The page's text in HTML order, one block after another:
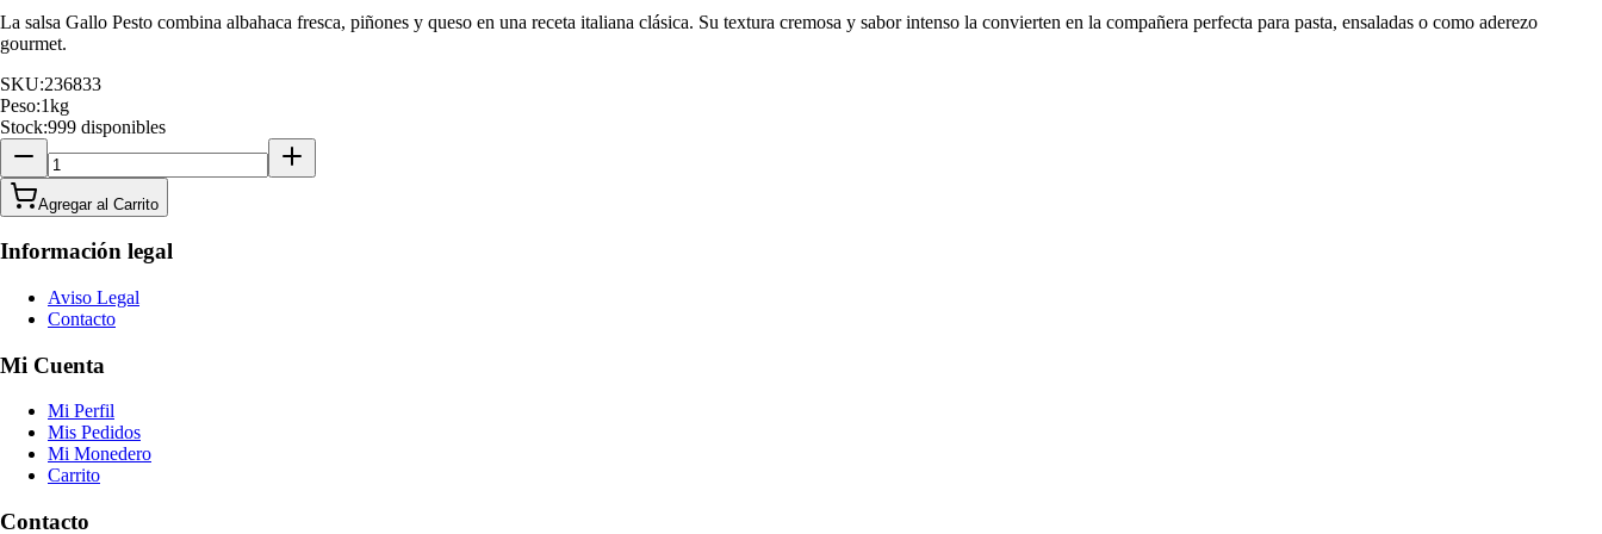
La salsa Gallo Pesto combina albahaca fresca, piñones y queso en una receta italiana clásica. Su textura cremosa y sabor intenso la convierten en la compañera perfecta para pasta, ensaladas o como aderezo
gourmet.
SKU:236833
Peso:1kg
Stock:999 disponibles
Agregar al Carrito
Información legal
Aviso Legal
Contacto
Mi Cuenta
Mi Perfil
Mis Pedidos
Mi Monedero
Carrito
Contacto